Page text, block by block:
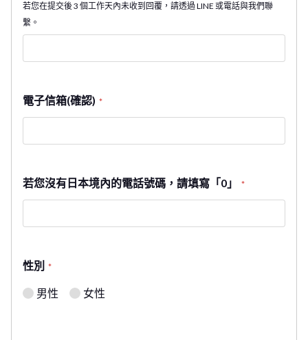
若您在提交後 3 個工作天內未收到回覆，請透過 LINE 或電話與我們聯
繫。
電子信箱(確認) *
若您沒有日本境內的電話號碼，請填寫「0」 *
性別 *
男性 女性